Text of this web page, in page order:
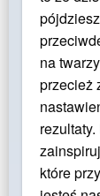
na
przecież
które